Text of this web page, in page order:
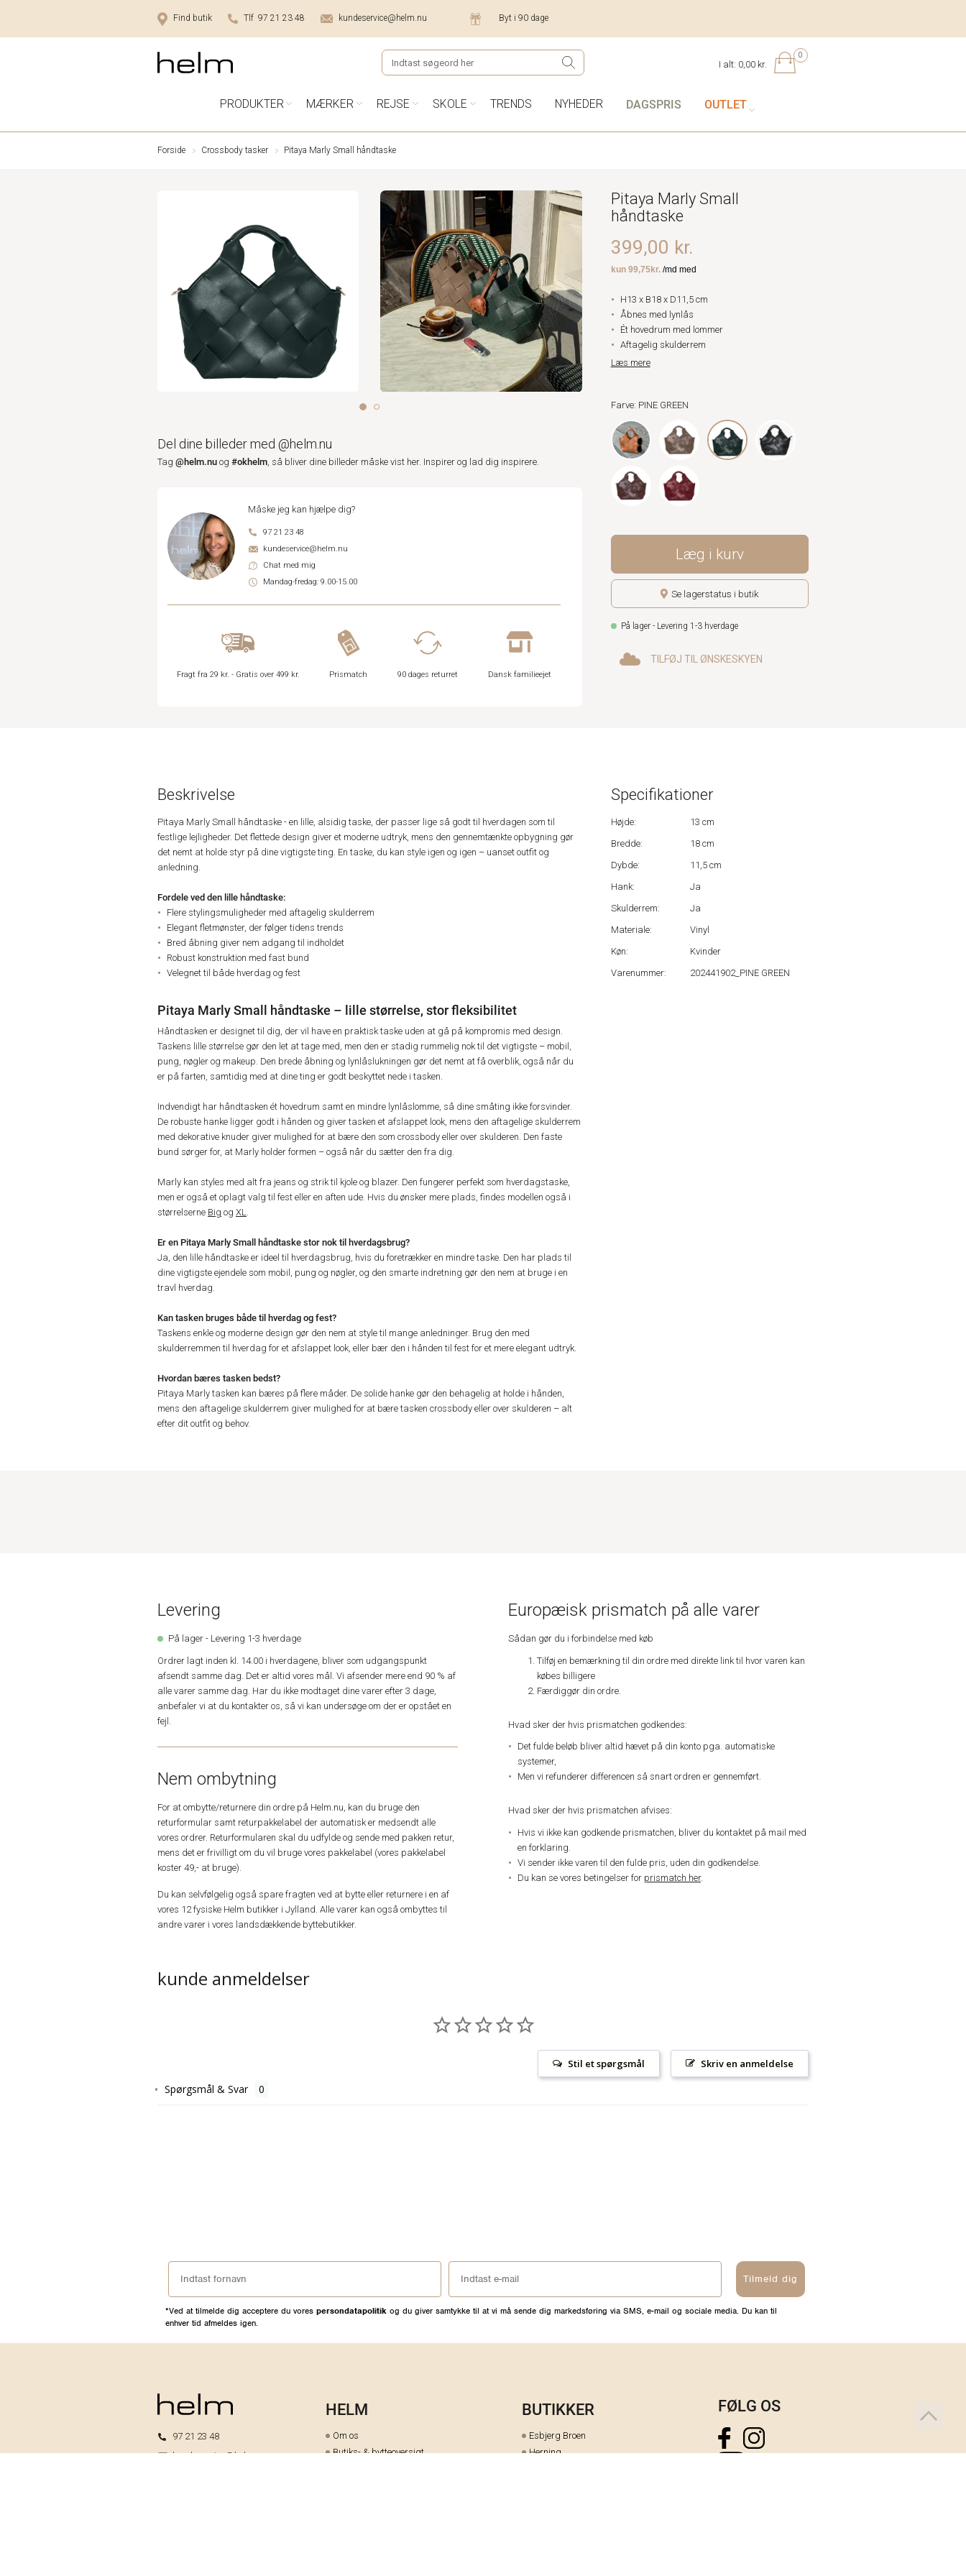
Find butik Tlf 97 21 23 48 kundeservice@helm.nu Byt i 90 dage
0
I alt: 0,00 kr.
PRODUKTER MÆRKER REJSE SKOLE TRENDS NYHEDER DAGSPRIS OUTLET
Forside Crossbody tasker Pitaya Marly Small håndtaske
Del dine billeder med @helm.nu
Tag @helm.nu og #okhelm, så bliver dine billeder måske vist her. Inspirer og lad dig inspirere.
Måske jeg kan hjælpe dig?
97 21 23 48
kundeservice@helm.nu
Chat med mig
Mandag-fredag: 9.00-15.00
Fragt fra 29 kr. - Gratis over 499 kr. Prismatch 90 dages returret Dansk familieejet
Pitaya Marly Small
håndtaske
399,00 kr.
H13 x B18 x D11,5 cm
Åbnes med lynlås
Ét hovedrum med lommer
Aftagelig skulderrem
Læs mere
Farve: PINE GREEN
Læg i kurv
Se lagerstatus i butik
På lager - Levering 1-3 hverdage
TILFØJ TIL ØNSKESKYEN
Beskrivelse
Pitaya Marly Small håndtaske - en lille, alsidig taske, der passer lige så godt til hverdagen som til
festlige lejligheder. Det flettede design giver et moderne udtryk, mens den gennemtænkte opbygning gør
det nemt at holde styr på dine vigtigste ting. En taske, du kan style igen og igen – uanset outfit og
anledning.
Fordele ved den lille håndtaske:
Flere stylingsmuligheder med aftagelig skulderrem
Elegant fletmønster, der følger tidens trends
Bred åbning giver nem adgang til indholdet
Robust konstruktion med fast bund
Velegnet til både hverdag og fest
Pitaya Marly Small håndtaske – lille størrelse, stor fleksibilitet
Håndtasken er designet til dig, der vil have en praktisk taske uden at gå på kompromis med design.
Taskens lille størrelse gør den let at tage med, men den er stadig rummelig nok til det vigtigste – mobil,
pung, nøgler og makeup. Den brede åbning og lynlåslukningen gør det nemt at få overblik, også når du
er på farten, samtidig med at dine ting er godt beskyttet nede i tasken.
Indvendigt har håndtasken ét hovedrum samt en mindre lynlåslomme, så dine småting ikke forsvinder.
De robuste hanke ligger godt i hånden og giver tasken et afslappet look, mens den aftagelige skulderrem
med dekorative knuder giver mulighed for at bære den som crossbody eller over skulderen. Den faste
bund sørger for, at Marly holder formen – også når du sætter den fra dig.
Marly kan styles med alt fra jeans og strik til kjole og blazer. Den fungerer perfekt som hverdagstaske,
men er også et oplagt valg til fest eller en aften ude. Hvis du ønsker mere plads, findes modellen også i
størrelserne Big og XL.
Er en Pitaya Marly Small håndtaske stor nok til hverdagsbrug?
Ja, den lille håndtaske er ideel til hverdagsbrug, hvis du foretrækker en mindre taske. Den har plads til
dine vigtigste ejendele som mobil, pung og nøgler, og den smarte indretning gør den nem at bruge i en
travl hverdag.
Kan tasken bruges både til hverdag og fest?
Taskens enkle og moderne design gør den nem at style til mange anledninger. Brug den med
skulderremmen til hverdag for et afslappet look, eller bær den i hånden til fest for et mere elegant udtryk.
Hvordan bæres tasken bedst?
Pitaya Marly tasken kan bæres på flere måder. De solide hanke gør den behagelig at holde i hånden,
mens den aftagelige skulderrem giver mulighed for at bære tasken crossbody eller over skulderen – alt
efter dit outfit og behov.
Specifikationer
Højde:
13 cm
Bredde:
18 cm
Dybde:
11,5 cm
Hank:
Ja
Skulderrem:
Ja
Materiale:
Vinyl
Køn:
Kvinder
Varenummer:
202441902_PINE GREEN
Levering
På lager - Levering 1-3 hverdage
Ordrer lagt inden kl. 14.00 i hverdagene, bliver som udgangspunkt
afsendt samme dag. Det er altid vores mål. Vi afsender mere end 90 % af
alle varer samme dag. Har du ikke modtaget dine varer efter 3 dage,
anbefaler vi at du kontakter os, så vi kan undersøge om der er opstået en
fejl.
Nem ombytning
For at ombytte/returnere din ordre på Helm.nu, kan du bruge den
returformular samt returpakkelabel der automatisk er medsendt alle
vores ordrer. Returformularen skal du udfylde og sende med pakken retur,
mens det er frivilligt om du vil bruge vores pakkelabel (vores pakkelabel
koster 49,- at bruge).
Du kan selvfølgelig også spare fragten ved at bytte eller returnere i en af
vores 12 fysiske Helm butikker i Jylland. Alle varer kan også ombyttes til
andre varer i vores landsdækkende byttebutikker.
Europæisk prismatch på alle varer
Sådan gør du i forbindelse med køb
Tilføj en bemærkning til din ordre med direkte link til hvor varen kan
købes billigere
Færdiggør din ordre.
Hvad sker der hvis prismatchen godkendes:
Det fulde beløb bliver altid hævet på din konto pga. automatiske
systemer,
Men vi refunderer differencen så snart ordren er gennemført.
Hvad sker der hvis prismatchen afvises:
Hvis vi ikke kan godkende prismatchen, bliver du kontaktet på mail med
en forklaring.
Vi sender ikke varen til den fulde pris, uden din godkendelse.
Du kan se vores betingelser for prismatch her.
kunde anmeldelser
Skriv en anmeldelse
Stil et spørgsmål
Spørgsmål & Svar
Tilmeld dig
*Ved at tilmelde dig acceptere du vores persondatapolitik og du giver samtykke til at vi må sende dig markedsføring via SMS, e-mail og sociale media. Du kan til
enhver tid afmeldes igen.
97 21 23 48
kundeservice@helm.nu
HELM
Om os
Butiks- & bytteoversigt
BUTIKKER
Esbjerg Broen
Herning
FØLG OS